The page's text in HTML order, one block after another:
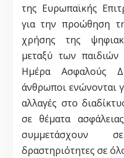
της Ευρωπαϊκής
για την προώθηση
χρήσης της
μεταξύ των
Ημέρα Ασφαλούς
άνθρωποι ενώνονται
αλλαγές στο
σε θέματα
συμμετάσχουν
δραστηριότητες σε